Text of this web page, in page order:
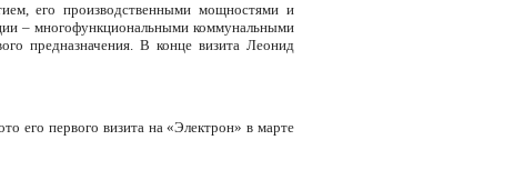
его производственными мощностями и
– многофункциональными коммунальными
предназначения. В конце визита Леонид
его первого визита на «Электрон» в марте